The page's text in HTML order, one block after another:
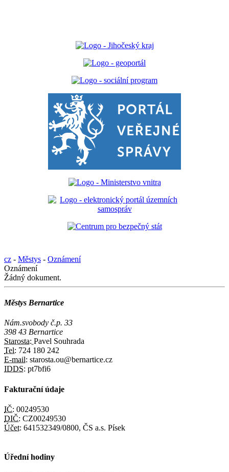
cz - Městys - Oznámení
Oznámení
Žádný dokument.
Městys Bernartice
Nám.svobody č.p. 33
398 43 Bernartice
Starosta: Pavel Souhrada
Tel: 724 180 242
E-mail: starosta.ou@bernartice.cz
IDDS: pt7bfi6
Fakturační údaje
IČ: 00249530
DIČ: CZ00249530
Účet: 641532349/0800, ČS a.s. Písek
Úřední hodiny